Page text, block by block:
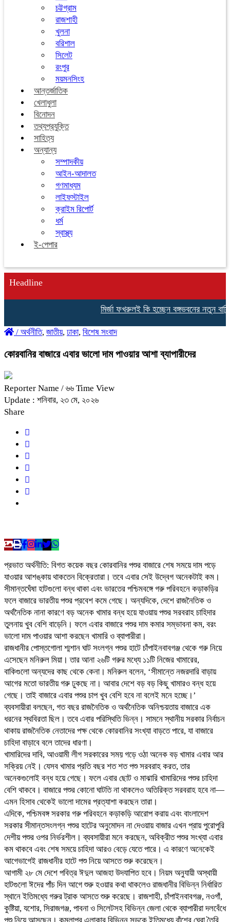
চট্টগ্রাম
রাজশাহী
খুলনা
বরিশাল
সিলেট
রংপুর
ময়মনসিংহ
আন্তর্জাতিক
খেলাধুলা
বিনোদন
তথ্যপ্রযুক্তি
সাহিত্য
অন্যান্য
সম্পাদকীয়
আইন-আদালত
গণমাধ্যম
লাইফস্টাইল
ক্রাইম রিপোর্ট
ধর্ম
স্বাস্থ্য
ই-পেপার
Headline
মির্জা ফখরুলই কি হচ্ছেন বঙ্গভবনের নতুন বাসিন্দা?
/ অর্থনীতি, জাতীয়, ঢাকা, বিশেষ সংবাদ
কোরবানির বাজারে এবার ভালো দাম পাওয়ার আশা ব্যাপারীদের
Reporter Name / ৬৬ Time View
Update : শনিবার, ২৩ মে, ২০২৬
Share
প্রভাত অর্থনীতি: বিগত কয়েক বছর কোরবানির পশুর বাজারে শেষ সময়ে দাম পড়ে
যাওয়ার আশঙ্কায় থাকতেন বিক্রেতারা। তবে এবার সেই উদ্বেগ অনেকটাই কম।
সীমান্তঘেঁষা হাটগুলো বন্ধ থাকা এবং ভারতের পশ্চিমবঙ্গে গরু পরিবহনে কড়াকড়ির
ফলে বাজারে ভারতীয় পশুর প্রবেশ কমে গেছে। অন্যদিকে, দেশে রাজনৈতিক ও
অর্থনৈতিক নানা কারণে বড় অনেক খামার বন্ধ হয়ে যাওয়ায় পশুর সরবরাহ চাহিদার
তুলনায় খুব বেশি বাড়েনি। ফলে এবার বাজারে পশুর দাম কমার সম্ভাবনা কম, বরং
ভালো দাম পাওয়ার আশা করছেন খামারি ও ব্যাপারীরা।
রাজধানীর পোস্তগোলা শ্মশান ঘাট সংলগ্ন পশুর হাটে চাঁপাইনবাবগঞ্জ থেকে গরু নিয়ে
এসেছেন মনিরুল মিয়া। তার আনা ২৬টি গরুর মধ্যে ১১টি নিজের খামারের,
বাকিগুলো অন্যদের কাছ থেকে কেনা। মনিরুল বলেন, ‘সীমান্তে নজরদারি বাড়ায়
আগের মতো ভারতীয় গরু ঢুকছে না। আবার দেশে বড় বড় কিছু খামারও বন্ধ হয়ে
গেছে। তাই বাজারে এবার পশুর চাপ খুব বেশি হবে না বলেই মনে হচ্ছে।’
ব্যবসায়ীরা বলছেন, গত বছর রাজনৈতিক ও অর্থনৈতিক অনিশ্চয়তায় বাজারে এক
ধরনের স্থবিরতা ছিল। তবে এবার পরিস্থিতি ভিন্ন। সামনে স্থানীয় সরকার নির্বাচন
থাকায় রাজনৈতিক নেতাদের পক্ষ থেকে কোরবানির সংখ্যা বাড়তে পারে, যা বাজারে
চাহিদা বাড়াবে বলে তাদের ধারণা।
খামারিদের দাবি, আওয়ামী লীগ সরকারের সময় গড়ে ওঠা অনেক বড় খামার এবার আর
সক্রিয় নেই। যেসব খামার প্রতি বছর শত শত পশু সরবরাহ করত, তার
অনেকগুলোই বন্ধ হয়ে গেছে। ফলে এবার ছোট ও মাঝারি খামারিদের পশুর চাহিদা
বেশি থাকবে। বাজারে পশুর কোনো ঘাটতি না থাকলেও অতিরিক্ত সরবরাহ হবে না—
এমন হিসাব থেকেই ভালো দামের প্রত্যাশা করছেন তারা।
এদিকে, পশ্চিমবঙ্গ সরকার গরু পরিবহনে কড়াকড়ি আরোপ করায় এবং বাংলাদেশ
সরকার সীমান্তসংলগ্ন পশুর হাটের অনুমোদন না দেওয়ায় বাজার এখন প্রায় পুরোপুরি
দেশীয় পশুর ওপর নির্ভরশীল। ব্যবসায়ীরা মনে করছেন, অবিক্রীত পশুর সংখ্যা এবার
কম থাকবে এবং শেষ সময়ে চাহিদা আরও বেড়ে যেতে পারে। এ কারণে অনেকেই
আগেভাগেই রাজধানীর হাটে পশু নিয়ে আসতে শুরু করেছেন।
আগামী ২৮ মে দেশে পবিত্র ঈদুল আজহা উদযাপিত হবে। নিয়ম অনুযায়ী অস্থায়ী
হাটগুলো ঈদের পাঁচ দিন আগে শুরু হওয়ার কথা থাকলেও রাজধানীর বিভিন্ন নির্ধারিত
স্থানে ইতিমধ্যে গরুর ট্রাক আসতে শুরু করেছে। রাজশাহী, চাঁপাইনবাবগঞ্জ, নওগাঁ,
কুষ্টিয়া, যশোর, সিরাজগঞ্জ, পাবনা ও সিলেটসহ বিভিন্ন জেলা থেকে ব্যাপারীরা দলবেঁধে